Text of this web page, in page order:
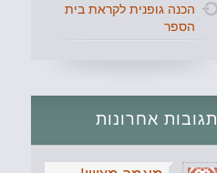
הכנה גופנית לקראת בית
הספר
תגובות אחרונות